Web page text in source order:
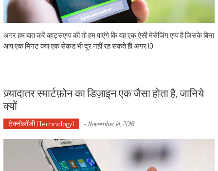
अगर हम बात करें व्हाट्सएप्प की तो हम पाएंगे कि यह एक ऐसी मेसेजिंग एप्प है जिसके बिना
आप एक मिनट क्या एक सेकंड भी दूर नहीं रह सकते हैं| अगर 10
ज़्यादातर स्मार्टफ़ोन का डिज़ाइन एक जैसा होता है, जानिये
क्यों
टेक्नोलॉजी (Technology) - November 14, 2016